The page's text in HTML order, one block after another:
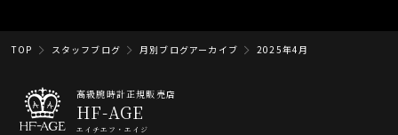
TOP スタッフブログ 月別ブログアーカイブ 2025年4月
高級腕時計正規販売店
HF-AGE
エイチエフ・エイジ